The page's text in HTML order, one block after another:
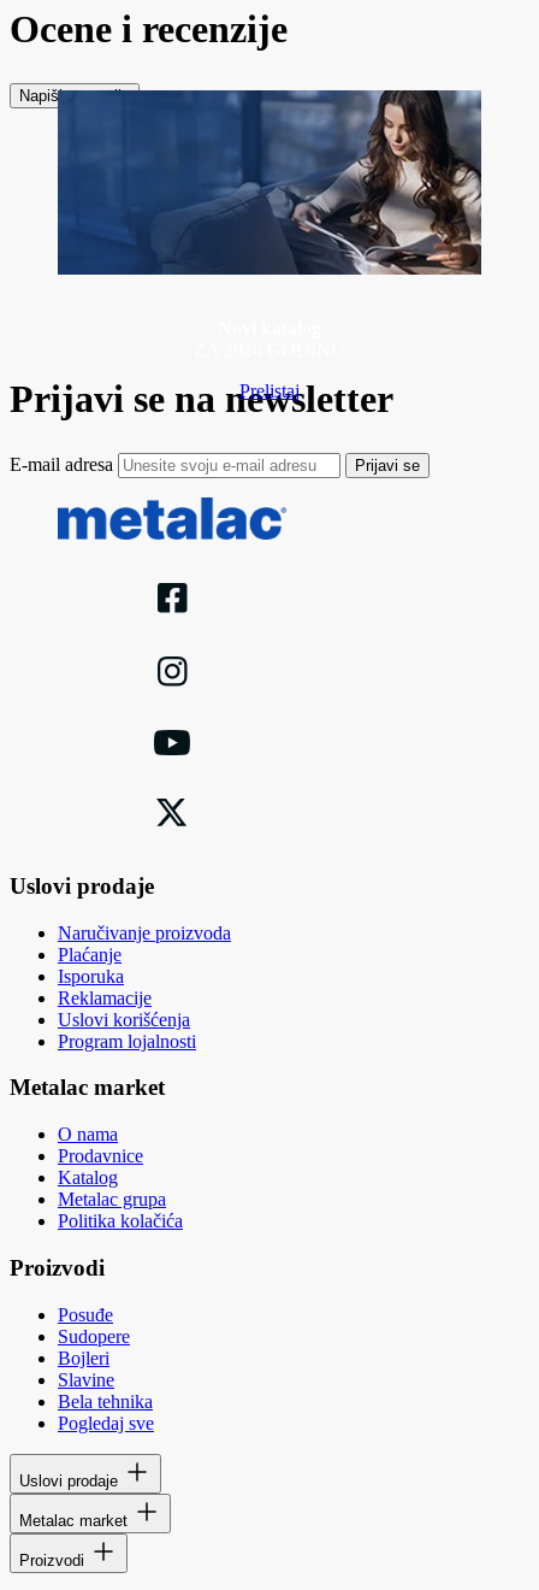
Ocene i recenzije
Napiši recenziju
Prelistaj
Prijavi se na newsletter
E-mail adresa Prijavi se
Uslovi prodaje
Naručivanje proizvoda
Plaćanje
Isporuka
Reklamacije
Uslovi korišćenja
Program lojalnosti
Metalac market
O nama
Prodavnice
Katalog
Metalac grupa
Politika kolačića
Proizvodi
Posuđe
Sudopere
Bojleri
Slavine
Bela tehnika
Pogledaj sve
Uslovi prodaje
Metalac market
Proizvodi